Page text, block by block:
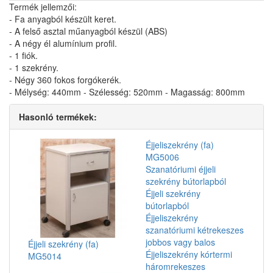
Termék jellemzői:
- Fa anyagból készült keret.
- A felső asztal műanyagból készül (ABS)
- A négy él alumínium profil.
- 1 fiók.
- 1 szekrény.
- Négy 360 fokos forgókerék.
- Mélység: 440mm - Szélesség: 520mm - Magasság: 800mm
Hasonló termékek:
Éjjeli szekrény (fa)
MG5014
Éjjeliszekrény (fa)
MG5006
Szanatóriumi éjjeli
szekrény bútorlapból
Éjjeli szekrény
bútorlapból
Éjjeliszekrény
szanatóriumi kétrekeszes
jobbos vagy balos
Éjjeliszekrény kórtermi
háromrekeszes